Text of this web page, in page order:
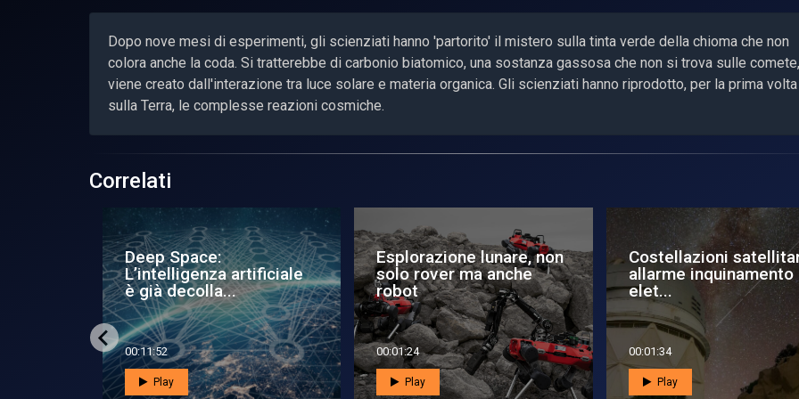
Dopo nove mesi di esperimenti, gli scienziati hanno 'partorito' il mistero sulla tinta verde della chioma che non
colora anche la coda. Si tratterebbe di carbonio biatomico, una sostanza gassosa che non si trova sulle
viene creato dall'interazione tra luce solare e materia organica. Gli scienziati hanno riprodotto, per la prima volta
sulla Terra, le complesse reazioni cosmiche.
Correlati
Una fotocamera lunare
per le missioni Artemis
00:02:12
Play
Lugre è in viaggio verso
la Luna
00:02:55
Play
Blue Ghost e LuGRE
pronti per l'allunaggio
00:02:43
Play